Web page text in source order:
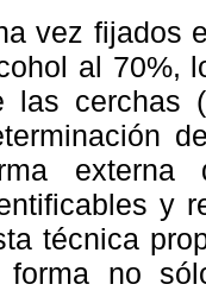
vez fijados
al 70%,
las cerchas
y
técnica
forma no